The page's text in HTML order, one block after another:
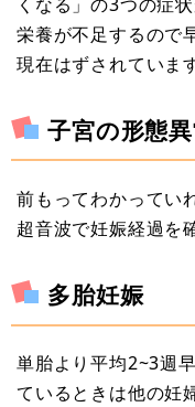
栄養が不足するので
現在はずされていま
子宮の形態
前もってわかってい
超音波で妊娠経過を
多胎妊娠
単胎より平均2~3週
ているときは他の妊